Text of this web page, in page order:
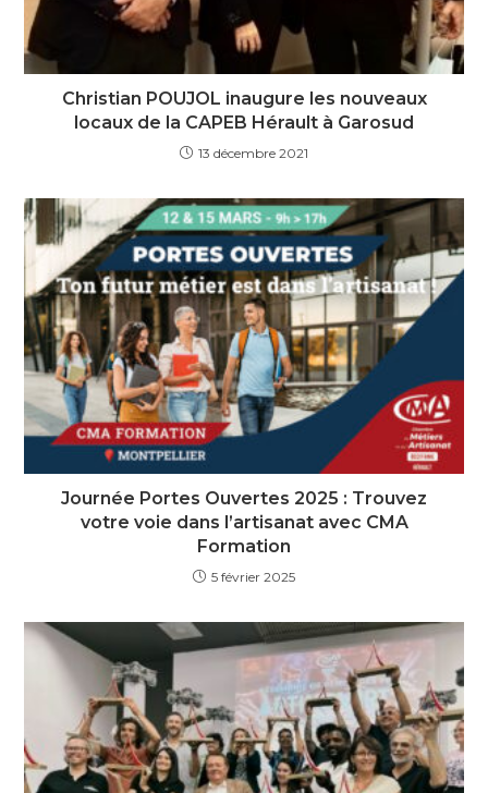
Christian POUJOL inaugure les nouveaux
locaux de la CAPEB Hérault à Garosud
13 décembre 2021
Journée Portes Ouvertes 2025 : Trouvez
votre voie dans l’artisanat avec CMA
Formation
5 février 2025